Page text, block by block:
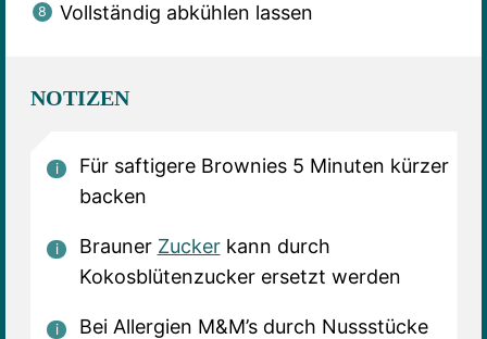
Vollständig abkühlen lassen
NOTIZEN
Für saftigere Brownies 5 Minuten kürzer
backen
Brauner Zuckerkann durch
Kokosblütenzucker ersetzt werden
Bei Allergien M&M’s durch Nussstücke